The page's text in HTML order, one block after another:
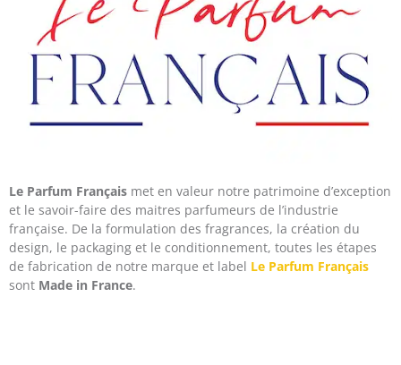
Le Parfum Français met en valeur notre patrimoine d’exception
et le savoir-faire des maitres parfumeurs de l’industrie
française. De la formulation des fragrances, la création du
design, le packaging et le conditionnement, toutes les étapes
de fabrication de notre marque et label Le Parfum Français
sont Made in France.